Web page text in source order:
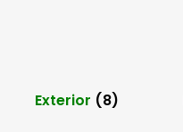
Exterior (8)